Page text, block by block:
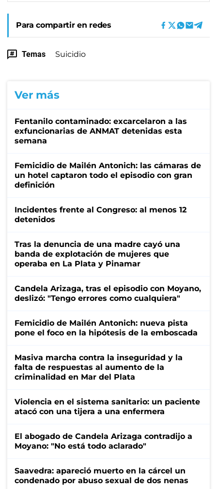
Para compartir en redes
Temas Suicidio
Ver más
Fentanilo contaminado: excarcelaron a las
exfuncionarias de ANMAT detenidas esta
semana
Femicidio de Mailén Antonich: las cámaras de
un hotel captaron todo el episodio con gran
definición
Incidentes frente al Congreso: al menos 12
detenidos
Tras la denuncia de una madre cayó una
banda de explotación de mujeres que
operaba en La Plata y Pinamar
Candela Arizaga, tras el episodio con Moyano,
deslizó: "Tengo errores como cualquiera"
Femicidio de Mailén Antonich: nueva pista
pone el foco en la hipótesis de la emboscada
Masiva marcha contra la inseguridad y la
falta de respuestas al aumento de la
criminalidad en Mar del Plata
Violencia en el sistema sanitario: un paciente
atacó con una tijera a una enfermera
El abogado de Candela Arizaga contradijo a
Moyano: "No está todo aclarado"
Saavedra: apareció muerto en la cárcel un
condenado por abuso sexual de dos nenas